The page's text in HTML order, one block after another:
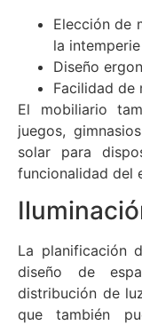
Elección de
la
Diseño
Facilidad de
El mobiliario
juegos,
solar para
funcionalidad del
La planificación
diseño de
distribución de
que también